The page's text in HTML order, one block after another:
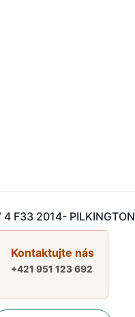
F33 2014- PILKINGTON
Kontaktujte nás
+421 951 123 692